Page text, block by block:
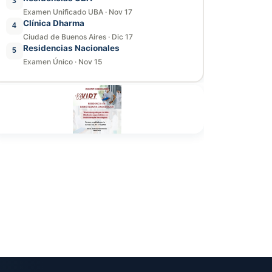
Examen Unificado UBA · Nov 17
4 Clínica Dharma
Ciudad de Buenos Aires · Dic 17
5 Residencias Nacionales
Examen Único · Nov 15